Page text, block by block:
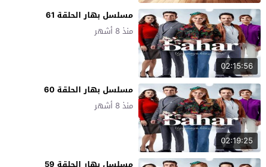
02:15:56
مسلسل بهار الحلقة 61
منذ 8 أشهر
02:19:25
مسلسل بهار الحلقة 60
منذ 8 أشهر